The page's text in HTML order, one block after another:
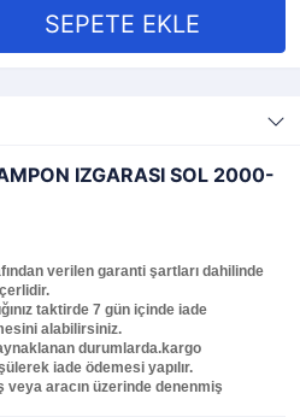
IZGARASI SOL 2000-
verilen garanti şartları dahilinde
taktirde 7 gün içinde iade
alabilirsiniz.
durumlarda.kargo
iade ödemesi yapılır.
aracın üzerinde denenmiş